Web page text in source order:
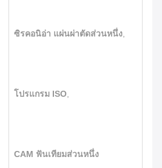
ซิรคอนิอ่า แผ่นผ่าตัดส่วนหนึ่ง
โปรแกรม ISO
CAM ฟันเทียมส่วนหนึ่ง